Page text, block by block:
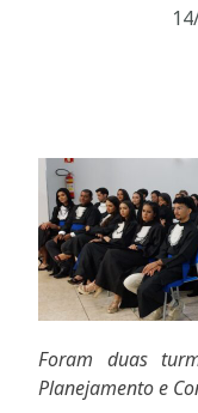
Foram duas
Planejamento e